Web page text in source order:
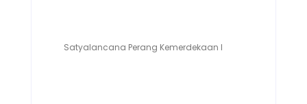
Satyalancana Perang Kemerdekaan I